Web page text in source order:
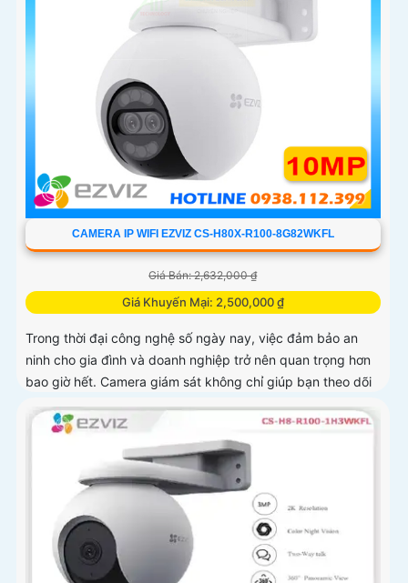
CAMERA IP WIFI EZVIZ CS-H80X-R100-8G82WKFL
Giá Bán: 2,632,000 ₫
Giá Khuyến Mại: 2,500,000 ₫
Trong thời đại công nghệ số ngày nay, việc đảm bảo an
ninh cho gia đình và doanh nghiệp trở nên quan trọng hơn
bao giờ hết. Camera giám sát không chỉ giúp bạn theo dõi
mọi hoạt động xung quanh mà còn mang lại sự an tâm cho
bạn và những người thân yêu